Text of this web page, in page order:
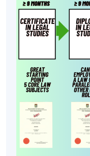
註：權利按《實務
日生效
詳情參閱香港司法
》
確保進入其他熱門法